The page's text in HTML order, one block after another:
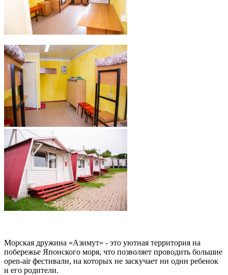
Морская дружина «Азимут» - это уютная территория на
побережье Японского моря, что позволяет проводить большие
open-air фестивали, на которых не заскучает ни один ребенок
и его родители.